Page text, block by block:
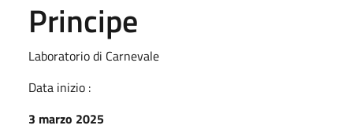
Principe
Laboratorio di Carnevale
Data inizio :
3 marzo 2025